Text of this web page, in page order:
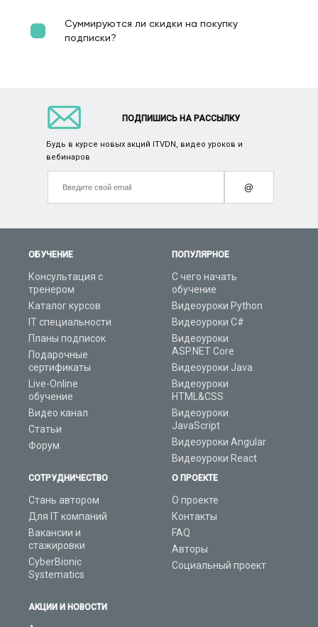
Суммируются ли скидки на покупку
подписки?
ОБУЧЕНИЕ
Консультация с
тренером
Каталог курсов
IT специальности
Планы подписок
Подарочные
сертификаты
Live-Online
обучение
Видео канал
Статьи
Форум
ПОПУЛЯРНОЕ
С чего начать
обучение
Видеоуроки Python
Видеоуроки C#
Видеоуроки
ASP.NET Core
Видеоуроки Java
Видеоуроки
HTML&CSS
Видеоуроки
JavaScript
Видеоуроки Angular
Видеоуроки React
СОТРУДНИЧЕСТВО
Стань автором
Для IT компаний
Вакансии и
стажировки
CyberBionic
Systematics
АКЦИИ И НОВОСТИ
О ПРОЕКТЕ
О проекте
Контакты
FAQ
Авторы
Социальный проект
ПОДПИШИСЬ НА РАССЫЛКУ
Будь в курсе новых акций ITVDN, видео уроков и
вебинаров
@